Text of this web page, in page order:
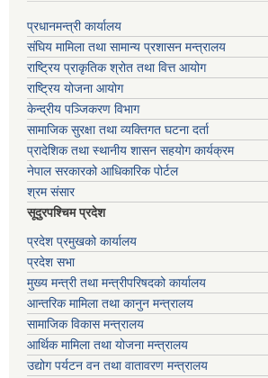
प्रधानमन्त्री कार्यालय
संघिय मामिला तथा सामान्य प्रशासन मन्त्रालय
राष्ट्रिय प्राकृतिक श्रोत तथा वित्त आयोग
राष्ट्रिय योजना आयोग
केन्द्रीय पञ्जिकरण विभाग
सामाजिक सुरक्षा तथा व्यक्तिगत घटना दर्ता
प्रादेशिक तथा स्थानीय शासन सहयोग कार्यक्रम
नेपाल सरकारको आधिकारिक पोर्टल
श्रम संसार
सूदुरपश्चिम प्रदेश
प्रदेश प्रमुखको कार्यालय
प्रदेश सभा
मुख्य मन्त्री तथा मन्त्रीपरिषदको कार्यालय
आन्तरिक मामिला तथा कानुन मन्त्रालय
सामाजिक विकास मन्त्रालय
आर्थिक मामिला तथा योजना मन्त्रालय
उद्योग पर्यटन वन तथा वातावरण मन्त्रालय